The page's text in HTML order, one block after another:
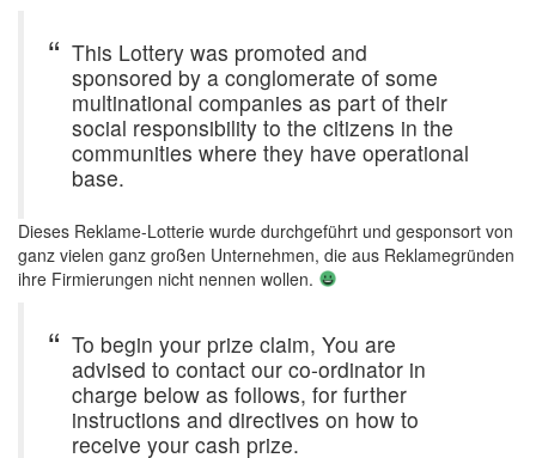
This Lottery was promoted and
sponsored by a conglomerate of some
multinational companies as part of their
social responsibility to the citizens in the
communities where they have operational
base.
Dieses Reklame-Lotterie wurde durchgeführt und gesponsort von
ganz vielen ganz großen Unternehmen, die aus Reklamegründen
ihre Firmierungen nicht nennen wollen.
To begin your prize claim, You are
advised to contact our co-ordinator in
charge below as follows, for further
instructions and directives on how to
receive your cash prize.